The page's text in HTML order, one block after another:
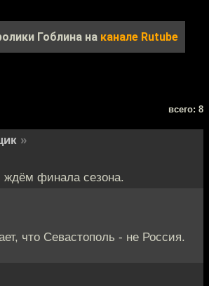
Гоблина на канале Rutube
всего: 8
»
ждём финала сезона.
что Севастополь - не Россия.